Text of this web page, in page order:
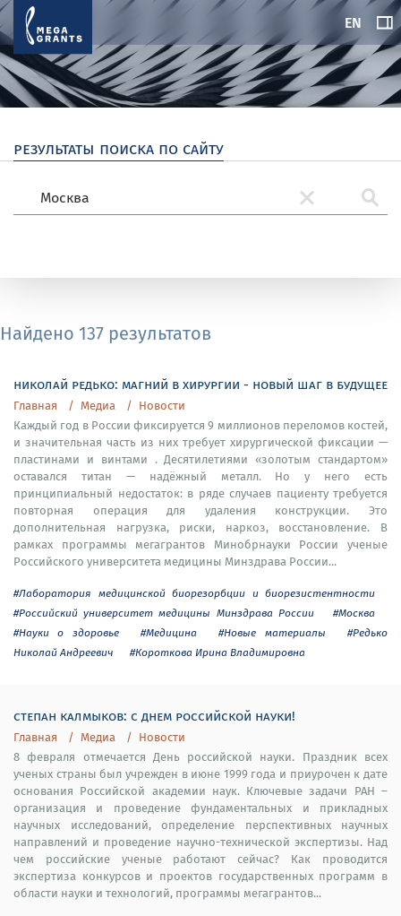
EN
результаты поиска по сайту
Найдено 137 результатов
николай редько: магний в хирургии - новый шаг в будущее
Главная Медиа
Новости
Каждый год в России фиксируется 9 миллионов переломов костей,
и значительная часть из них требует хирургической фиксации —
пластинами и винтами . Десятилетиями «золотым стандартом»
оставался титан — надёжный металл. Но у него есть
принципиальный недостаток: в ряде случаев пациенту требуется
повторная операция для удаления конструкции. Это
дополнительная нагрузка, риски, наркоз, восстановление. В
рамках программы мегагрантов Минобрнауки России ученые
Российского университета медицины Минздрава России...
#Лаборатория медицинской биорезорбции и биорезистентности
#Российский университет медицины Минздрава России
#Москва
#Науки о здоровье
#Медицина #Новые материалы
#Редько
Николай Андреевич
#Короткова Ирина Владимировна
степан калмыков: с днем российской науки!
Главная Медиа
Новости
8 февраля отмечается День российской науки. Праздник всех
ученых страны был учрежден в июне 1999 года и приурочен к дате
основания Российской академии наук. Ключевые задачи РАН –
организация и проведение фундаментальных и прикладных
научных исследований, определение перспективных научных
направлений и проведение научно-технической экспертизы. Над
чем российские ученые работают сейчас? Как проводится
экспертиза конкурсов и проектов государственных программ в
области науки и технологий, программы мегагрантов...